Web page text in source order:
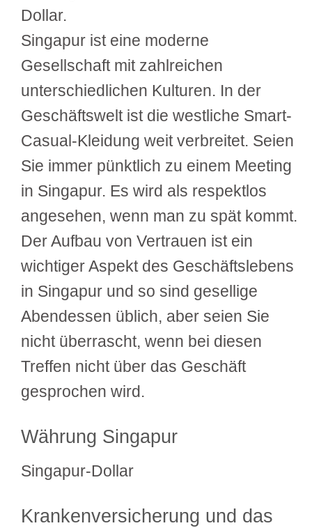
Dollar.
Singapur ist eine moderne
Gesellschaft mit zahlreichen
unterschiedlichen Kulturen. In der
Geschäftswelt ist die westliche Smart-
Casual-Kleidung weit verbreitet. Seien
Sie immer pünktlich zu einem Meeting
in Singapur. Es wird als respektlos
angesehen, wenn man zu spät kommt.
Der Aufbau von Vertrauen ist ein
wichtiger Aspekt des Geschäftslebens
in Singapur und so sind gesellige
Abendessen üblich, aber seien Sie
nicht überrascht, wenn bei diesen
Treffen nicht über das Geschäft
gesprochen wird.
Währung Singapur
Singapur-Dollar
Krankenversicherung und das